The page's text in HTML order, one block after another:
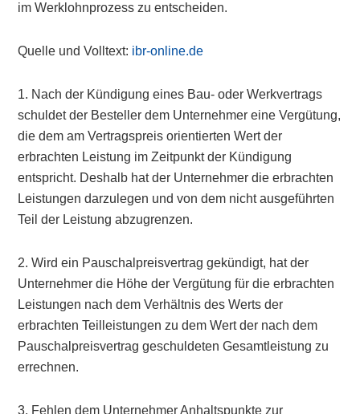
im Werklohnprozess zu entscheiden.
Quelle und Volltext: ibr-online.de
1. Nach der Kündigung eines Bau- oder Werkvertrags
schuldet der Besteller dem Unternehmer eine Vergütung,
die dem am Vertragspreis orientierten Wert der
erbrachten Leistung im Zeitpunkt der Kündigung
entspricht. Deshalb hat der Unternehmer die erbrachten
Leistungen darzulegen und von dem nicht ausgeführten
Teil der Leistung abzugrenzen.
2. Wird ein Pauschalpreisvertrag gekündigt, hat der
Unternehmer die Höhe der Vergütung für die erbrachten
Leistungen nach dem Verhältnis des Werts der
erbrachten Teilleistungen zu dem Wert der nach dem
Pauschalpreisvertrag geschuldeten Gesamtleistung zu
errechnen.
3. Fehlen dem Unternehmer Anhaltspunkte zur